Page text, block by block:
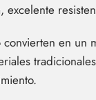
excelente
convierten en